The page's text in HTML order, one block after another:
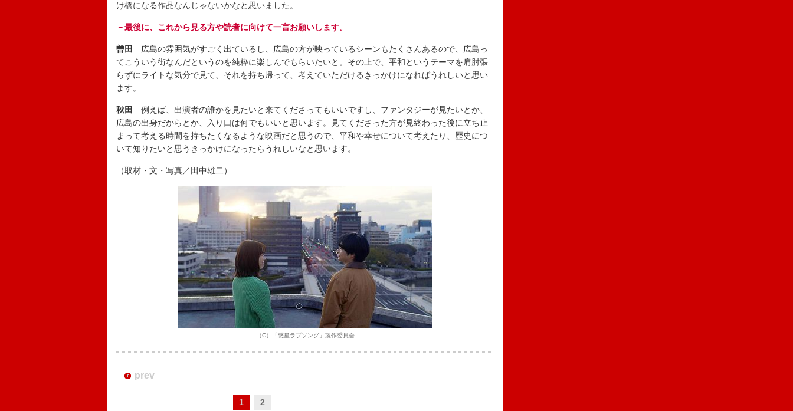
け橋になる作品なんじゃないかなと思いました。
－最後に、これから見る方や読者に向けて一言お願いします。
曽田
広島の雰囲気がすごく出ているし、広島の方が映っているシーンもたくさんあるので、広島っ
てこういう街なんだというのを純粋に楽しんでもらいたいと。その上で、平和というテーマを肩肘張
らずにライトな気分で見て、それを持ち帰って、考えていただけるきっかけになればうれしいと思い
ます。
秋田
例えば、出演者の誰かを見たいと来てくださってもいいですし、ファンタジーが見たいとか、
広島の出身だからとか、入り口は何でもいいと思います。見てくださった方が見終わった後に立ち止
まって考える時間を持ちたくなるような映画だと思うので、平和や幸せについて考えたり、歴史につ
いて知りたいと思うきっかけになったらうれしいなと思います。
（取材・文・写真／田中雄二）
（C）「惑星ラブソング」製作委員会
prev
1 2